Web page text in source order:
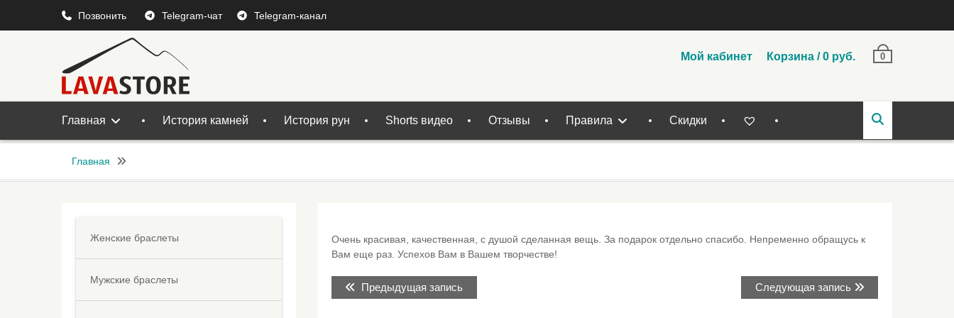
Позвонить Telegram-чат Telegram-канал
Мой кабинет Корзина /0 руб. 0
Главная История камней История рун Shorts видео Отзывы Правила Скидки
Главная
Очень красивая, качественная, с душой сделанная вещь. За подарок отдельно спасибо. Непременно обращусь к
Вам еще раз. Успехов Вам в Вашем творчестве!
Навигация
по
Предыдущая
запись:
Предыдущая запись
Следующая
запись:
Следующая запись
Женские браслеты
Мужские браслеты